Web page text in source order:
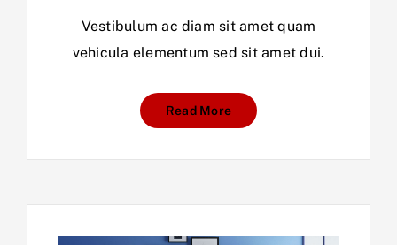
Vestibulum ac diam sit amet quam
vehicula elementum sed sit amet dui.
Read More